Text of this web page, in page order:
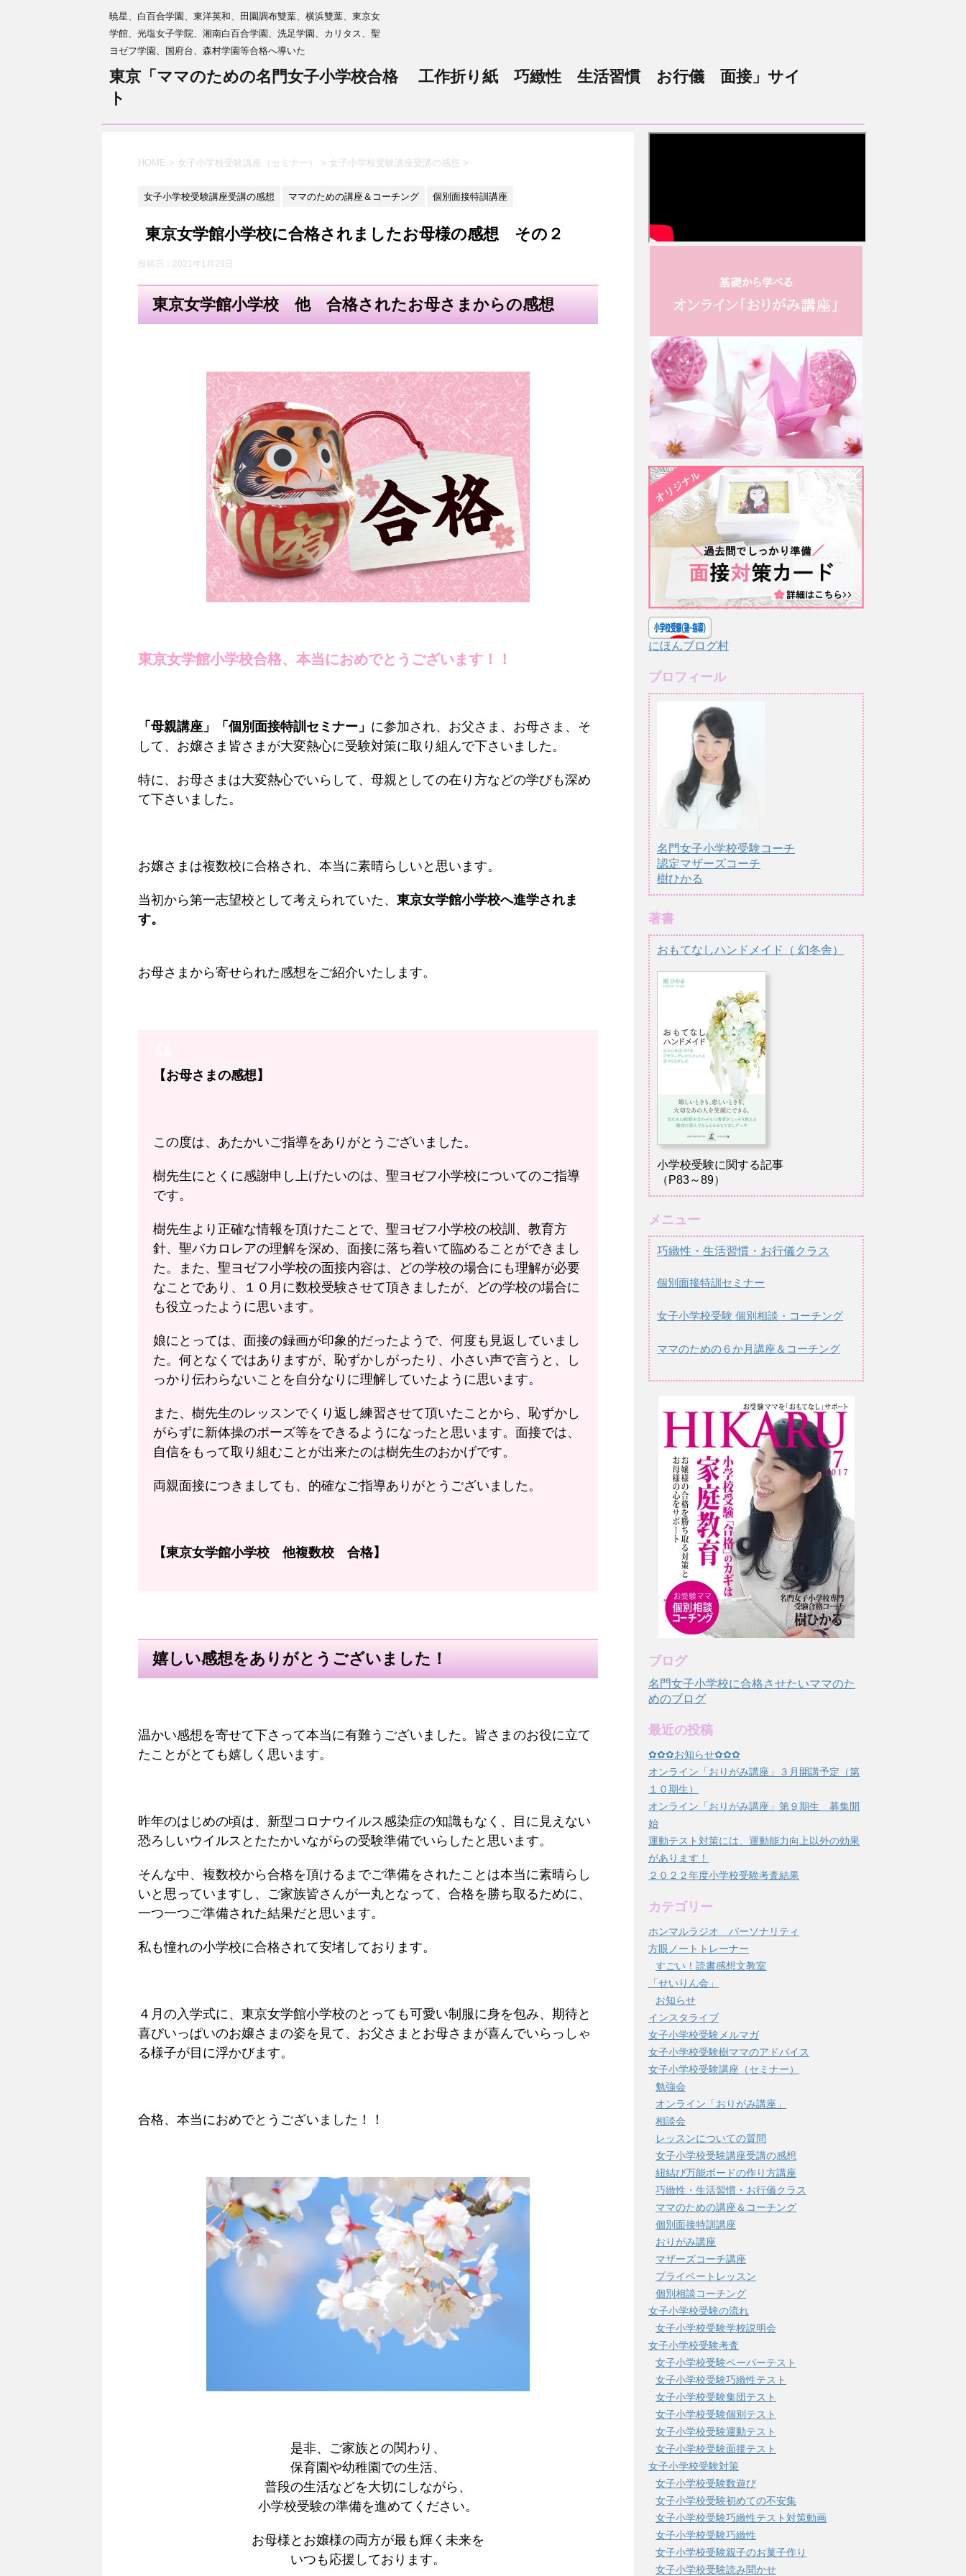
暁星、白百合学園、東洋英和、田園調布雙葉、横浜雙葉、東京女
学館、光塩女子学院、湘南白百合学園、洗足学園、カリタス、聖
ヨゼフ学園、国府台、森村学園等合格へ導いた
東京「ママのための名門女子小学校合格 工作折り紙 巧緻性 生活習慣 お行儀 面接」サイ
ト
HOME > 女子小学校受験講座（セミナー） > 女子小学校受験講座受講の感想 >
女子小学校受験講座受講の感想 ママのための講座＆コーチング 個別面接特訓講座
東京女学館小学校に合格されましたお母様の感想 その２
投稿日： 2021年1月29日
東京女学館小学校 他 合格されたお母さまからの感想
東京女学館小学校合格、本当におめでとうございます！！
「母親講座」 「個別面接特訓セミナー」 に参加され、 お父さま、お母さま、そ
して、お嬢さま皆さまが大変熱心に受験対策に取り組んで下さいました。
特に、お母さまは大変熱心でいらして、母親としての在り方などの学びも深め
て下さいました。
お嬢さまは複数校に合格され、本当に素晴らしいと思います。
当初から第一志望校として考えられていた、 東京女学館小学校へ進学されま
す。
お母さまから寄せられた感想をご紹介いたします。
【お母さまの感想】
この度は、あたかいご指導をありがとうございました。
樹先生にとくに感謝申し上げたいのは、聖ヨゼフ小学校についてのご指導
です。
樹先生より正確な情報を頂けたことで、聖ヨゼフ小学校の校訓、教育方
針、聖バカロレアの理解を深め、面接に落ち着いて臨めることができまし
た。また、聖ヨゼフ小学校の面接内容は、どの学校の場合にも理解が必要
なことであり、１０月に数校受験させて頂きましたが、どの学校の場合に
も役立ったように思います。
娘にとっては、面接の録画が印象的だったようで、何度も見返していまし
た。何となくではありますが、恥ずかしがったり、小さい声で言うと、し
っかり伝わらないことを自分なりに理解していたように思います。
また、樹先生のレッスンでくり返し練習させて頂いたことから、恥ずかし
がらずに新体操のポーズ等をできるようになったと思います。面接では、
自信をもって取り組むことが出来たのは樹先生のおかげです。
両親面接につきましても、的確なご指導ありがとうございました。
【東京女学館小学校 他複数校 合格】
嬉しい感想をありがとうございました！
温かい感想を寄せて下さって本当に有難うございました。皆さまのお役に立て
たことがとても嬉しく思います。
昨年のはじめの頃は、新型コロナウイルス感染症の知識もなく、目に見えない
恐ろしいウイルスとたたかいながらの受験準備でいらしたと思います。
そんな中、複数校から合格を頂けるまでご準備をされたことは本当に素晴らし
いと思っていますし、 ご家族皆さんが一丸となって、合格を勝ち取るために、
一つ一つご準備された結果だと思います。
私も憧れの小学校に合格されて安堵しております。
４月の入学式に、東京女学館小学校のとっても可愛い制服に身を包み、期待と
喜びいっぱいのお嬢さまの姿を見て、お父さまとお母さまが喜んでいらっしゃ
る様子が目に浮かびます。
合格、本当におめでとうございました！！
是非、ご家族との関わり、
保育園や幼稚園での生活、
普段の生活などを大切にしながら、
小学校受験の準備を進めてください。
お母様とお嬢様の両方が最も輝く未来を
いつも応援しております。
にほんブログ村
プロフィール
名門女子小学校受験コーチ
認定マザーズコーチ
樹ひかる
著書
おもてなしハンドメイド（ 幻冬舎）
小学校受験に関する記事
（P83～89）
メニュー
巧緻性・生活習慣・お行儀クラス
個別面接特訓セミナー
女子小学校受験 個別相談・コーチング
ママのための６か月講座＆コーチング
ブログ
名門女子小学校に合格させたいママのた
めのブログ
最近の投稿
✿✿✿お知らせ✿✿✿
オンライン「おりがみ講座」３月開講予定（第
１０期生）
オンライン「おりがみ講座」第９期生 募集開
始
運動テスト対策には、運動能力向上以外の効果
があります！
２０２２年度小学校受験考査結果
カテゴリー
ホンマルラジオ パーソナリティ
方眼ノートトレーナー
すごい！読書感想文教室
「せいりん会」
お知らせ
インスタライブ
女子小学校受験メルマガ
女子小学校受験樹ママのアドバイス
女子小学校受験講座（セミナー）
勉強会
オンライン「おりがみ講座」
相談会
レッスンについての質問
女子小学校受験講座受講の感想
紐結び万能ボードの作り方講座
巧緻性・生活習慣・お行儀クラス
ママのための講座＆コーチング
個別面接特訓講座
おりがみ講座
マザーズコーチ講座
プライベートレッスン
個別相談コーチング
女子小学校受験の流れ
女子小学校受験学校説明会
女子小学校受験考査
女子小学校受験ペーパーテスト
女子小学校受験巧緻性テスト
女子小学校受験集団テスト
女子小学校受験個別テスト
女子小学校受験運動テスト
女子小学校受験面接テスト
女子小学校受験対策
女子小学校受験数遊び
女子小学校受験初めての不安集
女子小学校受験巧緻性テスト対策動画
女子小学校受験巧緻性
女子小学校受験親子のお菓子作り
女子小学校受験読み聞かせ